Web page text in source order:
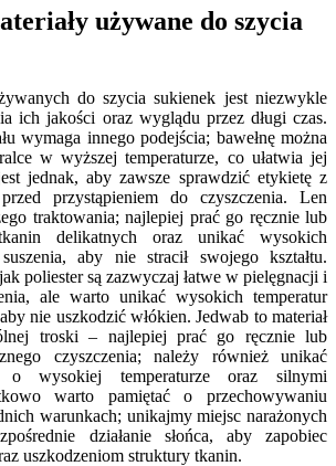
używane do szycia
do szycia sukienek jest niezwykle
ich jakości oraz wyglądu przez długi czas.
wymaga innego podejścia; bawełnę można
w wyższej temperaturze, co ułatwia jej
jednak, aby zawsze sprawdzić etykietę z
przystąpieniem do czyszczenia. Len
traktowania; najlepiej prać go ręcznie lub
delikatnych oraz unikać wysokich
aby nie stracił swojego kształtu.
poliester są zazwyczaj łatwe w pielęgnacji i
ale warto unikać wysokich temperatur
nie uszkodzić włókien. Jedwab to materiał
troski – najlepiej prać go ręcznie lub
czyszczenia; należy również unikać
wysokiej temperaturze oraz silnymi
warto pamiętać o przechowywaniu
warunkach; unikajmy miejsc narażonych
działanie słońca, aby zapobiec
uszkodzeniom struktury tkanin.